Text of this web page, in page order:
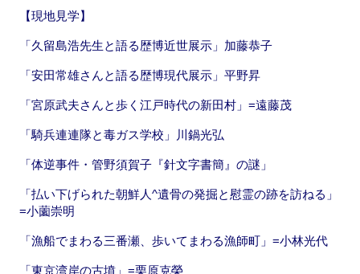
【現地見学】
「久留島浩先生と語る歴博近世展示」加藤恭子
「安田常雄さんと語る歴博現代展示」平野昇
「宮原武夫さんと歩く江戸時代の新田村」=遠藤茂
「騎兵連連隊と毒ガス学校」川鍋光弘
「体逆事件・管野須賀子『針文字書簡』の謎」
「払い下げられた朝鮮人^遺骨の発掘と慰霊の跡を訪ねる」
=小薗崇明
「漁船でまわる三番瀬、歩いてまわる漁師町」=小林光代
「東京湾岸の古墳」=栗原克榮